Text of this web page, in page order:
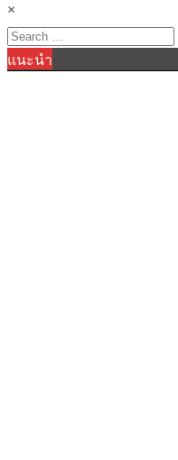
×
Search
for:
แนะนำ